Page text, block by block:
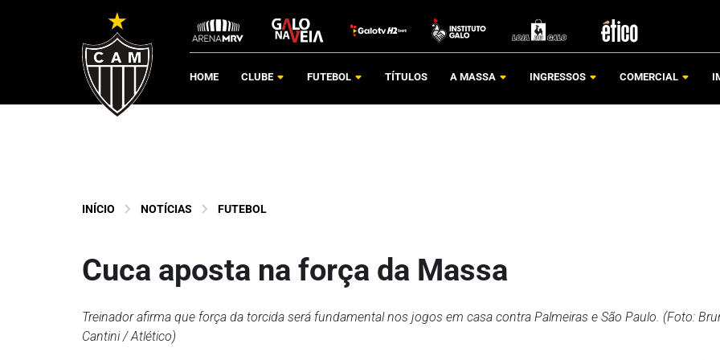
HOME CLUBE FUTEBOL TÍTULOS A MASSA INGRESSOS COMERCIAL
INÍCIO NOTÍCIAS FUTEBOL
Cuca aposta na força da Massa
Treinador afirma que força da torcida será fundamental nos jogos em casa contra Palmeiras e São Paulo. (Foto:
Cantini / Atlético)